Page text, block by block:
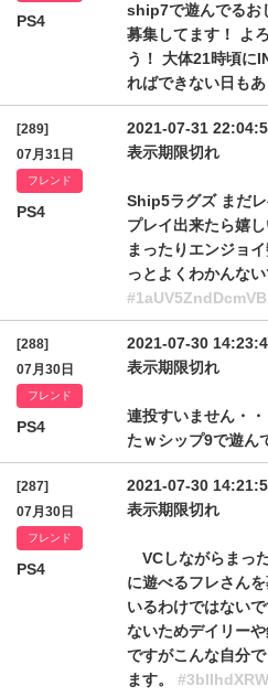
PS4
ship7で遊んでるお
募集してます！ よ
う！ 大体21時頃に
ればできない日もあ
[289]
07月31日
フレンド
PS4
2021-07-31
表示期限切れ
Ship5ラグズ まだ
プレイ出来たら嬉
まったりエンジョ
っとよくわかんな
#1aUV5ZndDcmVB
[288]
07月30日
フレンド
PS4
2021-07-30
表示期限切れ
連投すいません・
たｗシップ9で遊ん
[287]
07月30日
フレンド
PS4
2021-07-30
表示期限切れ
VCしながらまっ
に遊べるフレさん
いるわけではない
ないためデイリー
ですがこんな自分
ます。